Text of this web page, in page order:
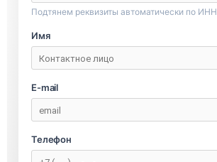
Подтянем реквизиты автоматически по ИНН
Имя
E-mail
Телефон